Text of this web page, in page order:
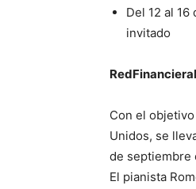
Del 12 al
invitado
Con el
Unidos, se
de septiembre
El pianista